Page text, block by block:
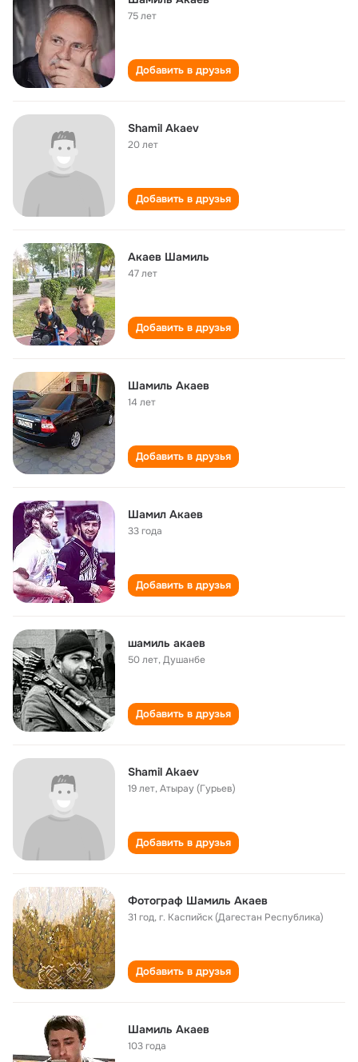
75 лет
Добавить в друзья
Shamil Akaev
20 лет
Добавить в друзья
Акаев Шамиль
47 лет
Добавить в друзья
Шамиль Акаев
14 лет
Добавить в друзья
Шамил Акаев
33 года
Добавить в друзья
шамиль акаев
50 лет,Душанбе
Добавить в друзья
Shamil Akaev
19 лет,Атырау (Гурьев)
Добавить в друзья
Фотограф Шамиль Акаев
31 год,г. Каспийск (Дагестан Республика)
Добавить в друзья
Шамиль Акаев
103 года